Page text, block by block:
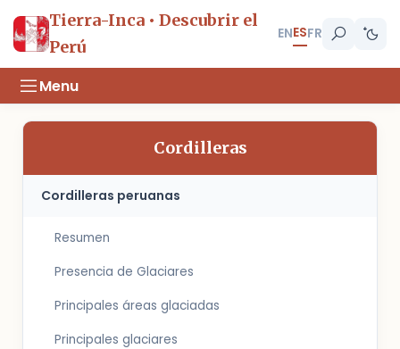
Tierra-Inca • Descubrir el
Perú
ENESFR
Menu
Cordilleras
Cordilleras peruanas
Resumen
Presencia de Glaciares
Principales áreas glaciadas
Principales glaciares